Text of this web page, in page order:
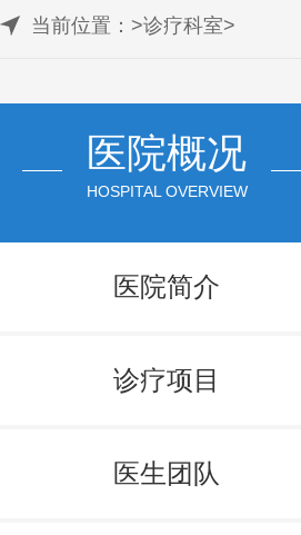
当前位置： >诊疗科室>
医院概况
HOSPITAL OVERVIEW
医院简介
诊疗项目
医生团队